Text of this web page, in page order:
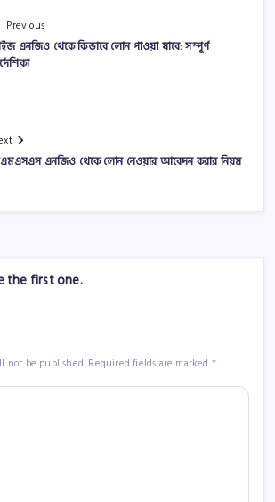
Previous
এনজিও থেকে কিভাবে লোন পাওয়া যাবে: সম্পূর্ণ
এনজিও থেকে লোন নেওয়ার আবেদন করার নিয়ম
the first one.
not be published. Required fields are marked *